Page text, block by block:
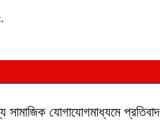
যোগাযোগমাধ্যমে প্রতিবাদ